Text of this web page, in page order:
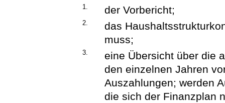
1. der Vorbericht;
2.
das
muss;
3.
eine Übersicht über die
den einzelnen Jahren
Auszahlungen; werden
die sich der Finanzplan